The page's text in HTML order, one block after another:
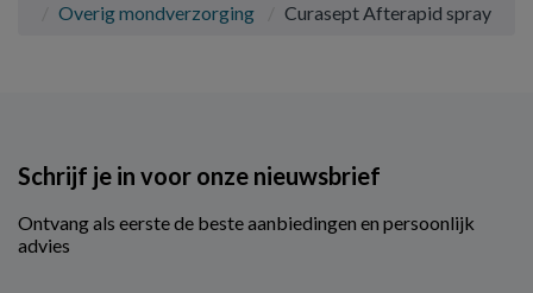
Overig mondverzorging
Curasept Afterapid spray
Schrijf je in voor onze nieuwsbrief
Ontvang als eerste de beste aanbiedingen en persoonlijk
advies